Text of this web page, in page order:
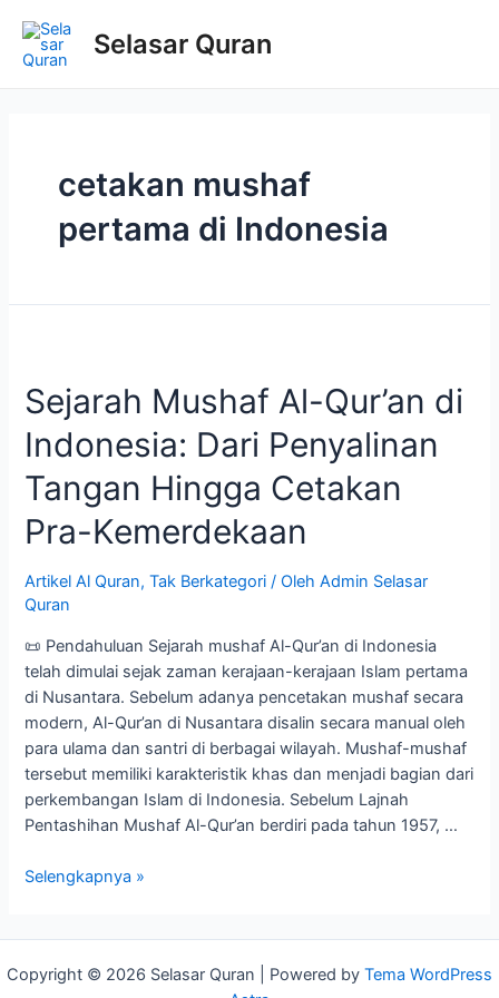
Selasar Quran
cetakan mushaf
pertama di Indonesia
Sejarah Mushaf Al-Qur’an di
Indonesia: Dari Penyalinan
Tangan Hingga Cetakan
Pra-Kemerdekaan
Artikel Al Quran,Tak Berkategori / OlehAdmin Selasar
Quran
📜 Pendahuluan Sejarah mushaf Al-Qur’an di Indonesia
telah dimulai sejak zaman kerajaan-kerajaan Islam pertama
di Nusantara. Sebelum adanya pencetakan mushaf secara
modern, Al-Qur’an di Nusantara disalin secara manual oleh
para ulama dan santri di berbagai wilayah. Mushaf-mushaf
tersebut memiliki karakteristik khas dan menjadi bagian dari
perkembangan Islam di Indonesia. Sebelum Lajnah
Pentashihan Mushaf Al-Qur’an berdiri pada tahun 1957, …
Selengkapnya »
Copyright © 2026 Selasar Quran | Powered by Tema WordPress